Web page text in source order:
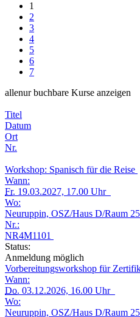
1
2
3
4
5
6
7
allenur buchbare Kurse anzeigen
Titel
Datum
Ort
Nr.
Workshop: Spanisch für die Reise
Wann:
Fr. 19.03.2027, 17.00 Uhr
Wo:
Neuruppin, OSZ/Haus D/Raum
Nr.:
NR4M1101
Status:
Anmeldung möglich
Vorbereitungsworkshop für
Wann:
Do. 03.12.2026, 16.00 Uhr
Wo:
Neuruppin, OSZ/Haus D/Raum